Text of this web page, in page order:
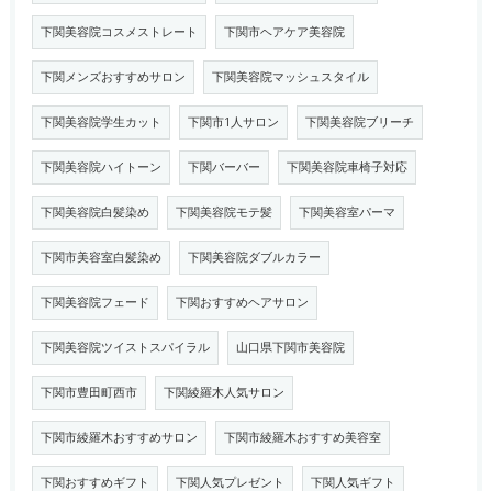
下関美容院コスメストレート 下関市ヘアケア美容院
下関メンズおすすめサロン 下関美容院マッシュスタイル
下関美容院学生カット 下関市1人サロン 下関美容院ブリーチ
下関美容院ハイトーン 下関バーバー 下関美容院車椅子対応
下関美容院白髪染め 下関美容院モテ髪 下関美容室パーマ
下関市美容室白髪染め 下関美容院ダブルカラー
下関美容院フェード 下関おすすめヘアサロン
下関美容院ツイストスパイラル 山口県下関市美容院
下関市豊田町西市 下関綾羅木人気サロン
下関市綾羅木おすすめサロン 下関市綾羅木おすすめ美容室
下関おすすめギフト 下関人気プレゼント 下関人気ギフト